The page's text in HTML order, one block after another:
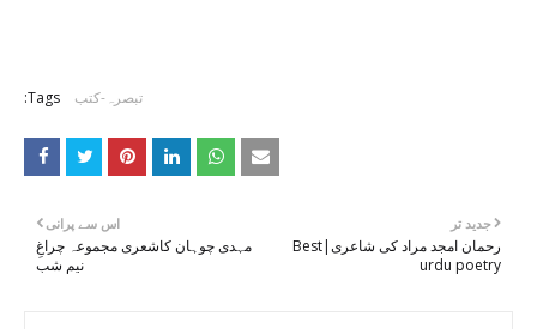
Tags: تبصرہ-کتب
جدید تر
رحمان امجد مراد کی شاعری|Best
urdu poetry
اس سے پرانی
مہدی چوہان کاشعری مجموعہ چراغِ
نیم شب